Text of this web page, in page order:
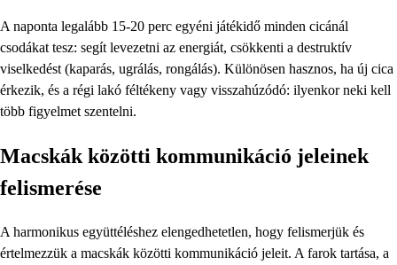
A naponta legalább 15-20 perc egyéni játékidő minden cicánál
csodákat tesz: segít levezetni az energiát, csökkenti a destruktív
viselkedést (kaparás, ugrálás, rongálás). Különösen hasznos, ha új cica
érkezik, és a régi lakó féltékeny vagy visszahúzódó: ilyenkor neki kell
több figyelmet szentelni.
Macskák közötti kommunikáció jeleinek
felismerése
A harmonikus együttéléshez elengedhetetlen, hogy felismerjük és
értelmezzük a macskák közötti kommunikáció jeleit. A farok tartása, a